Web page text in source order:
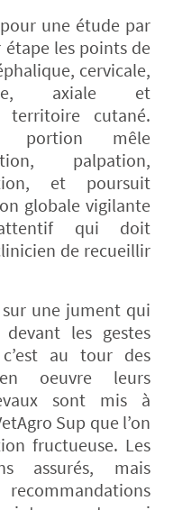
une étude par
les points de
cervicale,
axiale et
cutané.
portion mêle
palpation,
et poursuit
globale vigilante
qui doit
de recueillir
une jument qui
les gestes
au tour des
oeuvre leurs
sont mis à
Sup que l’on
fructueuse. Les
assurés, mais